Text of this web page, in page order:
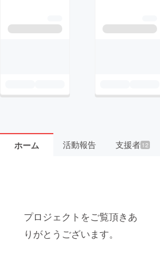
ホーム 活動報告 支援者 12
プロジェクトをご覧頂きあ
りがとうございます。